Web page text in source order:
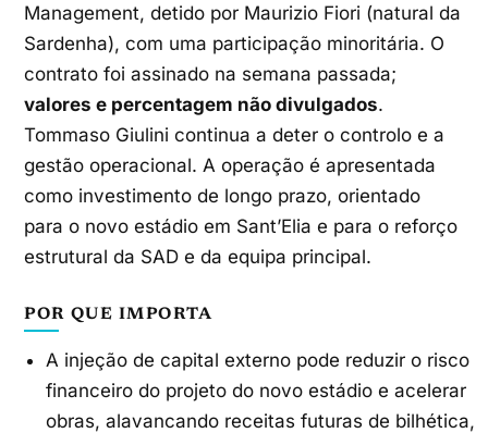
Management, detido por Maurizio Fiori (natural da
Sardenha), com uma participação minoritária. O
contrato foi assinado na semana passada;
valores e percentagem não divulgados.
Tommaso Giulini continua a deter o controlo e a
gestão operacional. A operação é apresentada
como investimento de longo prazo, orientado
para o novo estádio em Sant’Elia e para o reforço
estrutural da SAD e da equipa principal.
POR QUE IMPORTA
A injeção de capital externo pode reduzir o risco
financeiro do projeto do novo estádio e acelerar
obras, alavancando receitas futuras de bilhética,